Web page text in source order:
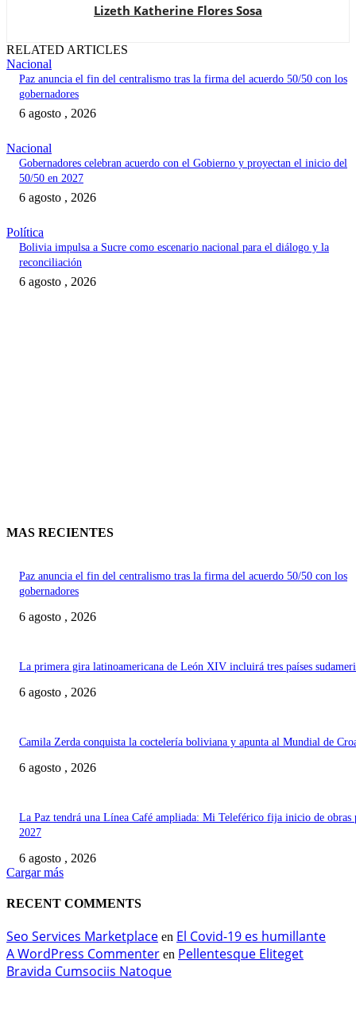
Lizeth Katherine Flores Sosa
RELATED ARTICLES
Nacional
Paz anuncia el fin del centralismo tras la firma del acuerdo 50/50 con los
gobernadores
6 agosto , 2026
Nacional
Gobernadores celebran acuerdo con el Gobierno y proyectan el inicio del
50/50 en 2027
6 agosto , 2026
Política
Bolivia impulsa a Sucre como escenario nacional para el diálogo y la
reconciliación
6 agosto , 2026
MAS RECIENTES
Paz anuncia el fin del centralismo tras la firma del acuerdo 50/50 con los
gobernadores
6 agosto , 2026
La primera gira latinoamericana de León XIV incluirá tres países
6 agosto , 2026
Camila Zerda conquista la coctelería boliviana y apunta al Mundial de
6 agosto , 2026
La Paz tendrá una Línea Café ampliada: Mi Teleférico fija inicio de obras
2027
6 agosto , 2026
Cargar más
RECENT COMMENTS
Seo Services Marketplace en El Covid-19 es humillante
A WordPress Commenter en Pellentesque Eliteget
Bravida Cumsociis Natoque